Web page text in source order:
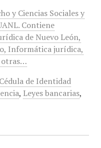
y Ciencias Sociales y
Contiene
de Nuevo León,
Informática jurídica,
otras…
Cédula de Identidad
, Leyes bancarias,